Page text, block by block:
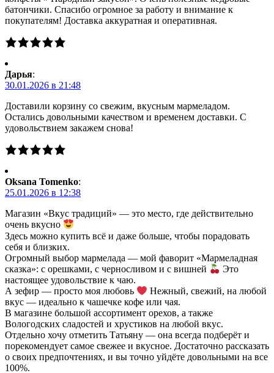
батончики. Спасибо огромное за работу и внимание к
покупателям! Доставка аккуратная и оперативная.
Дарья:
30.01.2026 в 21:48
Доставили корзину со свежим, вкусным мармеладом.
Остались довольными качеством и временем доставки. С
удовольствием закажем снова!
Oksana Tomenko:
25.01.2026 в 12:38
Магазин «Вкус традиций» — это место, где действительно
очень вкусно
Здесь можно купить всё и даже больше, чтобы порадовать
себя и близких.
Огромный выбор мармелада — мой фаворит «Мармеладная
сказка»: с орешками, с черносливом и с вишней
Это
настоящее удовольствие к чаю.
А зефир — просто моя любовь
Нежный, свежий, на любой
вкус — идеально к чашечке кофе или чая.
В магазине большой ассортимент орехов, а также
Вологодских сладостей и хрустиков на любой вкус.
Отдельно хочу отметить Татьяну — она всегда подберёт и
порекомендует самое свежее и вкусное. Достаточно рассказать
о своих предпочтениях, и вы точно уйдёте довольными на все
100%.